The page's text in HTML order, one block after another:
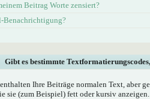
Beitrag Worte zensiert?
Benachrichtigung?
Gibt es bestimmte
Ihre Beiträge normalen Text, aber
sie (zum Beispiel) fett oder kursiv anzeigen.